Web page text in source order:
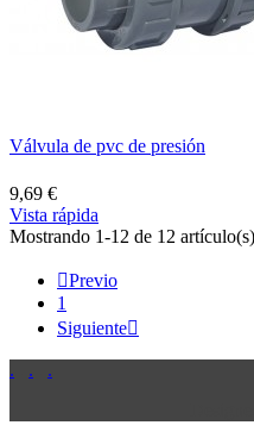
Válvula de pvc de presión
9,69 €
Vista rápida
Mostrando 1-12 de 12 artículo(s)
Previo
1
Siguiente
. .
.